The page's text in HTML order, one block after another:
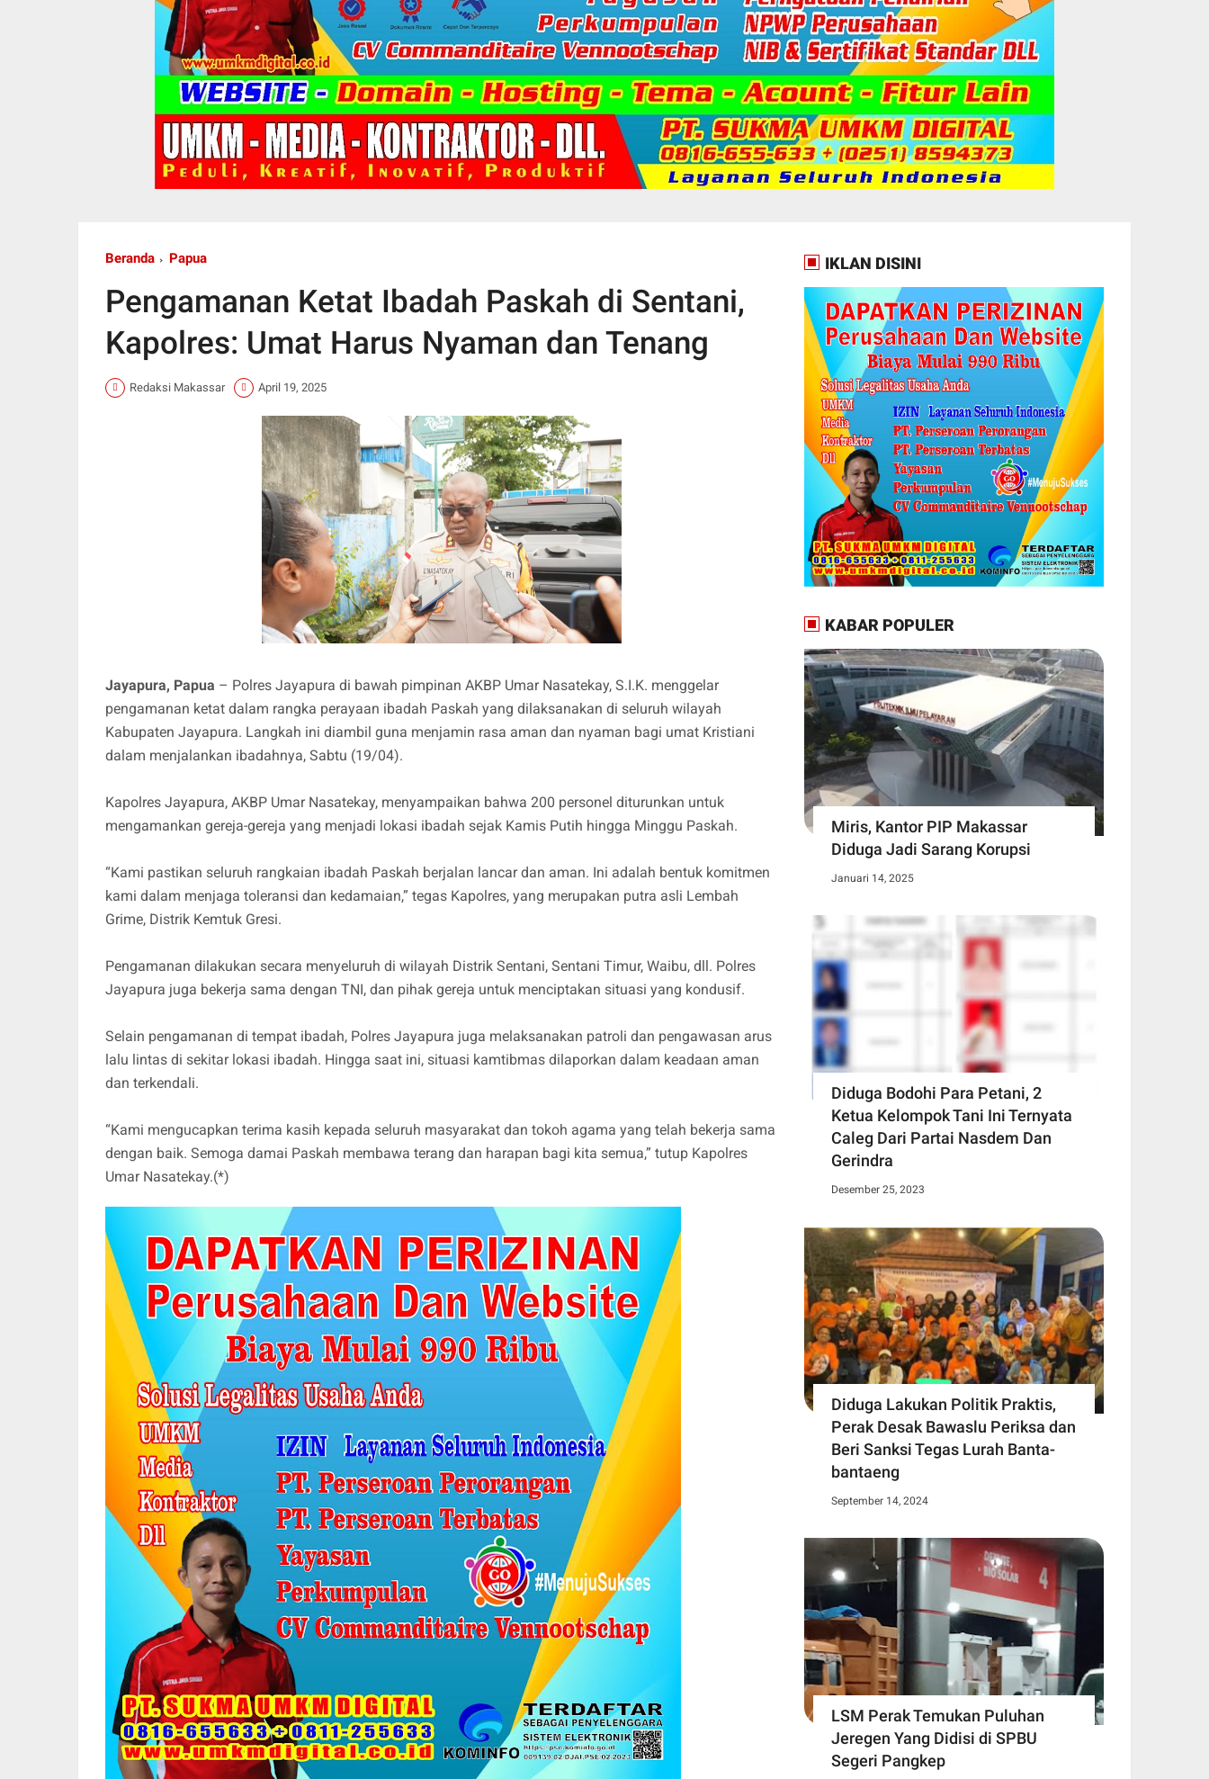
Beranda Papua
Pengamanan Ketat Ibadah Paskah di Sentani,
Kapolres: Umat Harus Nyaman dan Tenang
Redaksi Makassar April 19, 2025
Jayapura, Papua – Polres Jayapura di bawah pimpinan AKBP Umar Nasatekay, S.I.K. menggelar
pengamanan ketat dalam rangka perayaan ibadah Paskah yang dilaksanakan di seluruh wilayah
Kabupaten Jayapura. Langkah ini diambil guna menjamin rasa aman dan nyaman bagi umat Kristiani
dalam menjalankan ibadahnya, Sabtu (19/04).
Kapolres Jayapura, AKBP Umar Nasatekay, menyampaikan bahwa 200 personel diturunkan untuk
mengamankan gereja-gereja yang menjadi lokasi ibadah sejak Kamis Putih hingga Minggu Paskah.
“Kami pastikan seluruh rangkaian ibadah Paskah berjalan lancar dan aman. Ini adalah bentuk komitmen
kami dalam menjaga toleransi dan kedamaian,” tegas Kapolres, yang merupakan putra asli Lembah
Grime, Distrik Kemtuk Gresi.
Pengamanan dilakukan secara menyeluruh di wilayah Distrik Sentani, Sentani Timur, Waibu, dll. Polres
Jayapura juga bekerja sama dengan TNI, dan pihak gereja untuk menciptakan situasi yang kondusif.
Selain pengamanan di tempat ibadah, Polres Jayapura juga melaksanakan patroli dan pengawasan arus
lalu lintas di sekitar lokasi ibadah. Hingga saat ini, situasi kamtibmas dilaporkan dalam keadaan aman
dan terkendali.
“Kami mengucapkan terima kasih kepada seluruh masyarakat dan tokoh agama yang telah bekerja sama
dengan baik. Semoga damai Paskah membawa terang dan harapan bagi kita semua,” tutup Kapolres
Umar Nasatekay.(*)
IKLAN DISINI
KABAR POPULER
Miris, Kantor PIP Makassar
Diduga Jadi Sarang Korupsi
Januari 14, 2025
Diduga Bodohi Para Petani, 2
Ketua Kelompok Tani Ini Ternyata
Caleg Dari Partai Nasdem Dan
Gerindra
Desember 25, 2023
Diduga Lakukan Politik Praktis,
Perak Desak Bawaslu Periksa dan
Beri Sanksi Tegas Lurah Banta-
bantaeng
September 14, 2024
LSM Perak Temukan Puluhan
Jeregen Yang Didisi di SPBU
Segeri Pangkep